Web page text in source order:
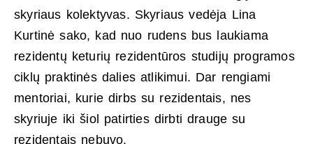
skyriaus kolektyvas. Skyriaus vedėja Lina
Kurtinė sako, kad nuo rudens bus laukiama
rezidentų keturių rezidentūros studijų programos
ciklų praktinės dalies atlikimui. Dar rengiami
mentoriai, kurie dirbs su rezidentais, nes
skyriuje iki šiol patirties dirbti drauge su
rezidentais nebuvo.